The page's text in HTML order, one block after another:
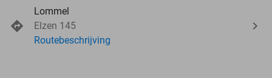
Lommel
Elzen 145
Routebeschrijving